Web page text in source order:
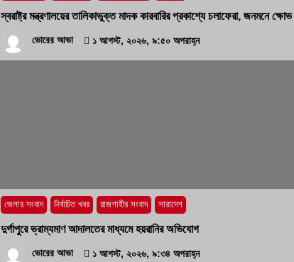
স্বরাষ্ট্র মন্ত্রণালয়ের তালিকাভুক্ত মাদক কারবারির প্রকাশ্যে চলাফেরা, জনমনে ক্ষোভ
ভোরের আভা ১ আগস্ট, ২০২৬, ৯:৫০ অপরাহ্ন
জেলার সংবাদ নির্বাচিত খবর রাজশাহীর সংবাদ সারাদেশ
দুর্গাপুরে ভ্রাম্যমাণ আদালতের মাধ্যমে হয়রানির অভিযোগ
ভোরের আভা ১ আগস্ট, ২০২৬, ৯:৩৪ অপরাহ্ন